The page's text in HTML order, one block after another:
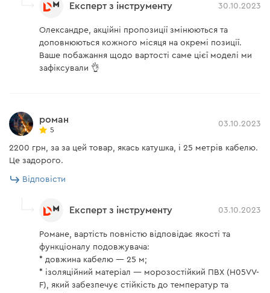
Експерт з інструменту 30.10.2023
Олександре, акційні пропозиції змінюються та
доповнюються кожного місяця на окремі позиції.
Ваше побажання щодо вартості саме цієї моделі ми
зафіксували 👌
роман
5
03.10.2023
2200 грн, за за цей товар, якась катушка, і 25 метрів кабелю.
Це задорого.
Відповісти
Експерт з інструменту 03.10.2023
Романе, вартість повністю відповідає якості та
функціоналу подовжувача:
* довжина кабелю — 25 м;
* ізоляційний матеріал — морозостійкий ПВХ (H05VV-
F), який забезпечує стійкість до температур та